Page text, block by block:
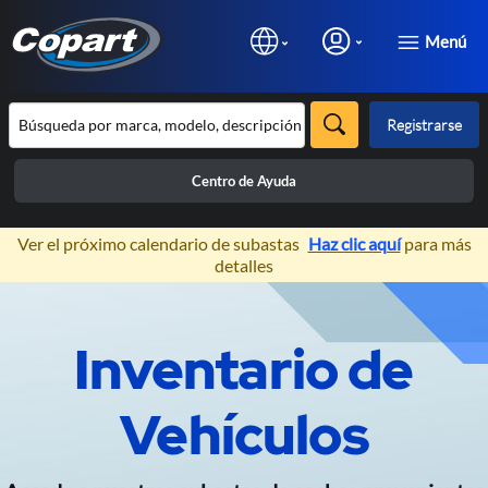
Menú
Registrarse
Centro de Ayuda
×
Ver el próximo calendario de subastas Haz clic aquípara más
detalles
Subastas de Vehículos 100%
Online
Exclusivas para profesionales de la
Inventario de
Vehículos